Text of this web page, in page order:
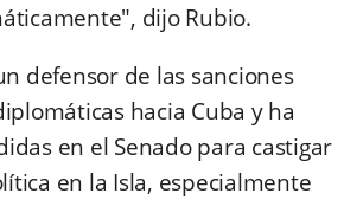
dijo Rubio.
defensor de las sanciones
hacia Cuba y ha
en el Senado para castigar
en la Isla, especialmente